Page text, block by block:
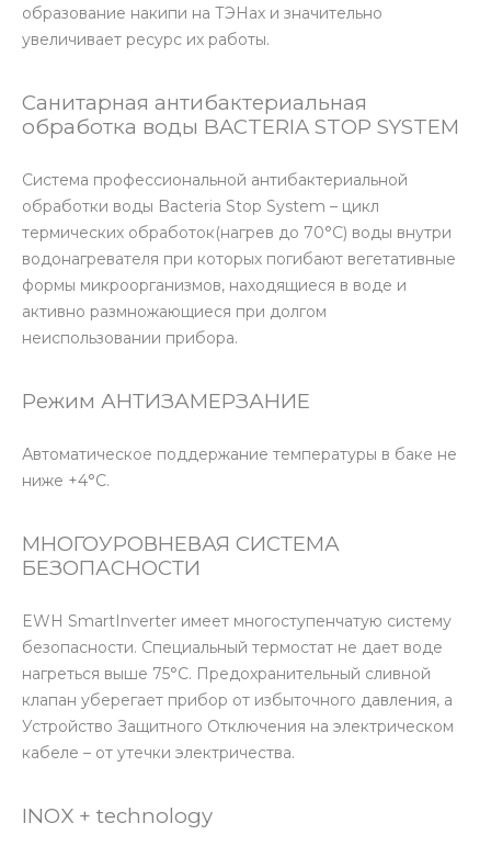
образование накипи на ТЭНах и значительно
увеличивает ресурс их работы.
Санитарная антибактериальная
обработка воды BACTERIA STOP SYSTEM
Система профессиональной антибактериальной
обработки воды Bacteria Stop System – цикл
термических обработок(нагрев до 70°С) воды внутри
водонагревателя при которых погибают вегетативные
формы микроорганизмов, находящиеся в воде и
активно размножающиеся при долгом
неиспользовании прибора.
Режим АНТИЗАМЕРЗАНИЕ
Автоматическое поддержание температуры в баке не
ниже +4°С.
МНОГОУРОВНЕВАЯ СИСТЕМА
БЕЗОПАСНОСТИ
EWH SmartInverter имеет многоступенчатую систему
безопасности. Специальный термостат не дает воде
нагреться выше 75°C. Предохранительный сливной
клапан уберегает прибор от избыточного давления, а
Устройство Защитного Отключения на электрическом
кабеле – от утечки электричества.
INOX + technology